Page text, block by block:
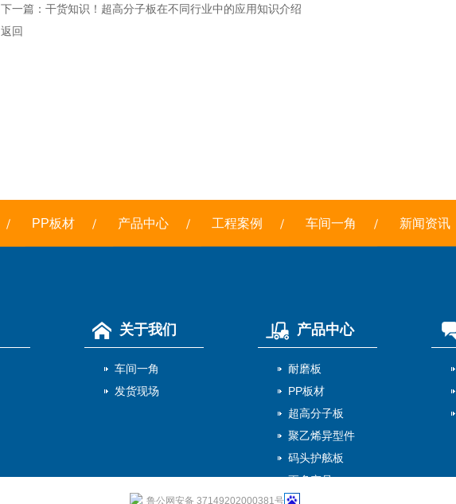
下一篇： 干货知识！超高分子板在不同行业中的应用知识介绍
返回
PP板材 产品中心 工程案例 车间一角 新闻资讯
关于我们
车间一角
发货现场
产品中心
耐磨板
PP板材
超高分子板
聚乙烯异型件
码头护舷板
更多产品
鲁公网安备 37149202000381号